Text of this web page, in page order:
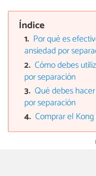
Índice
Por qué es
ansiedad por
Cómo debes
por separación
Qué debes
por separación
Comprar el